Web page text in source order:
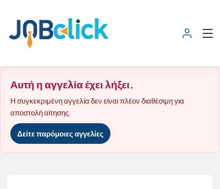
Αυτή η αγγελία έχει λήξει.
Η συγκεκριμένη αγγελία δεν είναι πλέον διαθέσιμη για
αποστολή αίτησης.
Δείτε παρόμοιες αγγελίες